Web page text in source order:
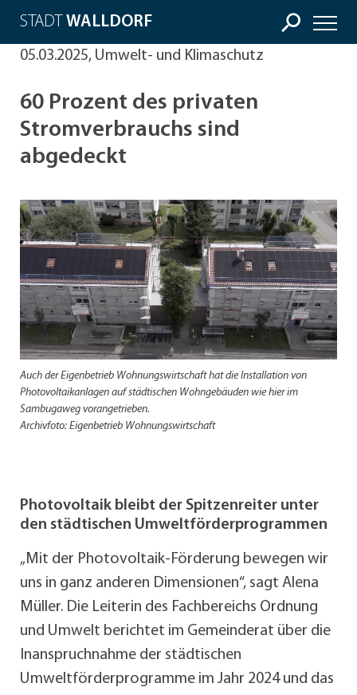
STADT WALLDORF
05.03.2025, Umwelt- und Klimaschutz
60 Prozent des privaten
Stromverbrauchs sind
abgedeckt
Auch der Eigenbetrieb Wohnungswirtschaft hat die Installation von
Photovoltaikanlagen auf städtischen Wohngebäuden wie hier im
Sambugaweg vorangetrieben.
Archivfoto: Eigenbetrieb Wohnungswirtschaft
Photovoltaik bleibt der Spitzenreiter unter
den städtischen Umweltförderprogrammen
„Mit der Photovoltaik-Förderung bewegen wir
uns in ganz anderen Dimensionen“, sagt Alena
Müller. Die Leiterin des Fachbereichs Ordnung
und Umwelt berichtet im Gemeinderat über die
Inanspruchnahme der städtischen
Umweltförderprogramme im Jahr 2024 und das